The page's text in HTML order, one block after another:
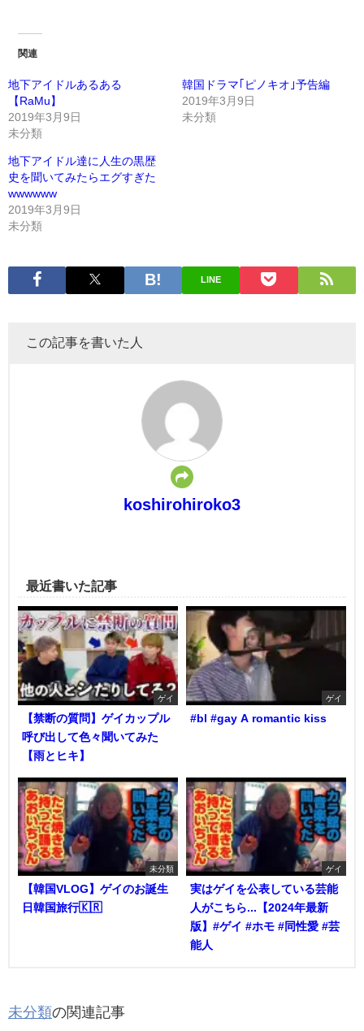
関連
地下アイドルあるある
【RaMu】
2019年3月9日
未分類
韓国ドラマ｢ピノキオ｣予告編
2019年3月9日
未分類
地下アイドル達に人生の黒歴
史を聞いてみたらエグすぎた
wwwwww
2019年3月9日
未分類
LINE
この記事を書いた人
koshirohiroko3
最近書いた記事
ゲイ
【禁断の質問】ゲイカップル
呼び出して色々聞いてみた
【雨とヒキ】
ゲイ
#bl #gay A romantic kiss
未分類
【韓国VLOG】ゲイのお誕生
日韓国旅行🇰🇷
ゲイ
実はゲイを公表している芸能
人がこちら...【2024年最新
版】#ゲイ #ホモ #同性愛 #芸
能人
未分類の関連記事